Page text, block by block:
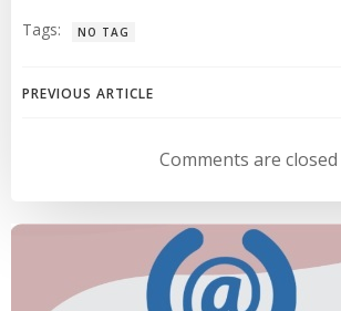
Tags: NO TAG
Navegación
entradas
PREVIOUS ARTICLE
de
Comments are closed